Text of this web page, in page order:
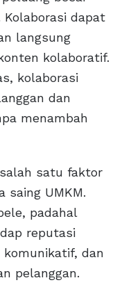
dapat
langsung
kolaboratif.
kolaborasi
dan
menambah
satu faktor
saing UMKM.
padahal
reputasi
komunikatif, dan
pelanggan.